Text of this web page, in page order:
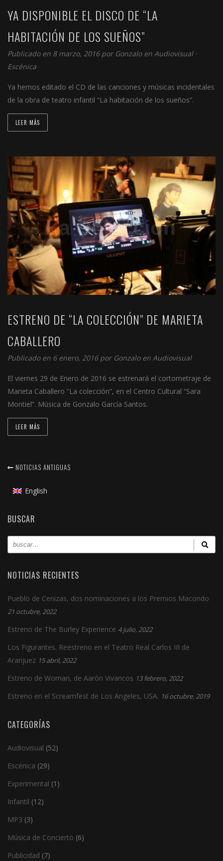
YA DISPONIBLE EL DISCO DE “LA
HABITACIÓN DE LOS SUEÑOS”
Publicado en 8 marzo, 2016 por Gonzalo en Audiovisual⋅
Escénica
Ya hemos editado el CD de las canciones y músicas incidentales
de la obra de teatro infantil “La habitación de los sueños”.
LEER MÁS
ESTRENO DE “LA COLECCIÓN” DE MARIETA
CABALLERO
Publicado en 6 enero, 2016 por Gonzalo en Audiovisual
El viernes 29 de Enero de 2016 se estrenará el cortometraje de
Marieta Caballero “La colección”, en el Centro Cultural “Sara
Montiel”. Música de Gonzalo García Santos.
LEER MÁS
NOTICIAS ANTIGUAS
English
BUSCAR
NOTICIAS RECIENTES
Pueblo de Cenizas, dos nominaciones a los Premios Macondo
21 octubre, 2022
Estreno de The Burley Experience 4 julio, 2022
Los Figurantes. Reestreno en el Teatro Real Carlos III de
Aranjuez 15 abril, 2022
Estreno de Woman, de Aarón Vivancos 13 febrero, 2022
Estreno en el Screamfest de Los Angeles, USA. 16 octubre, 2019
CATEGORÍAS
Audiovisual (52)
Escénica (29)
Experimental (1)
Infantil (12)
MP3 (3)
Música de Concierto (6)
Publicidad (7)